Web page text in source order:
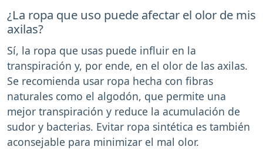
¿La ropa que uso puede afectar el olor de mis
axilas?
Sí, la ropa que usas puede influir en la
transpiración y, por ende, en el olor de las axilas.
Se recomienda usar ropa hecha con fibras
naturales como el algodón, que permite una
mejor transpiración y reduce la acumulación de
sudor y bacterias. Evitar ropa sintética es también
aconsejable para minimizar el mal olor.